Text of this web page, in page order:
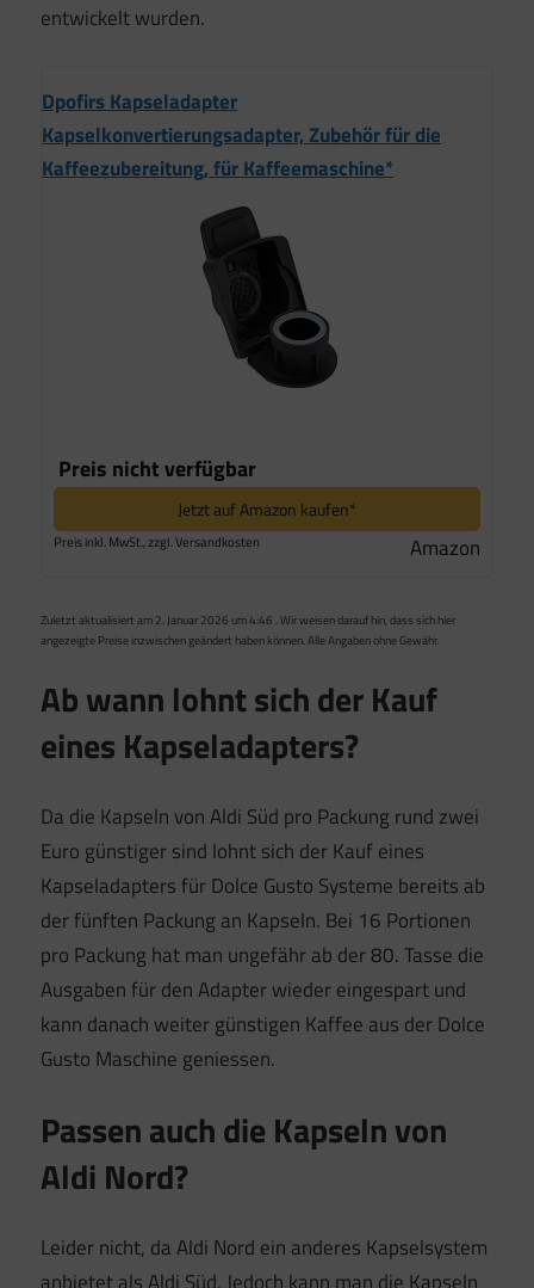
entwickelt wurden.
Dpofirs Kapseladapter
Kapselkonvertierungsadapter, Zubehör für die
Kaffeezubereitung, für Kaffeemaschine*
Preis nicht verfügbar
Jetzt auf Amazon kaufen*
Preis inkl. MwSt., zzgl. Versandkosten Amazon
Zuletzt aktualisiert am 2. Januar 2026 um 4:46 . Wir weisen darauf hin, dass sich hier
angezeigte Preise inzwischen geändert haben können. Alle Angaben ohne Gewähr.
Ab wann lohnt sich der Kauf
eines Kapseladapters?
Da die Kapseln von Aldi Süd pro Packung rund zwei
Euro günstiger sind lohnt sich der Kauf eines
Kapseladapters für Dolce Gusto Systeme bereits ab
der fünften Packung an Kapseln. Bei 16 Portionen
pro Packung hat man ungefähr ab der 80. Tasse die
Ausgaben für den Adapter wieder eingespart und
kann danach weiter günstigen Kaffee aus der Dolce
Gusto Maschine geniessen.
Passen auch die Kapseln von
Aldi Nord?
Leider nicht, da Aldi Nord ein anderes Kapselsystem